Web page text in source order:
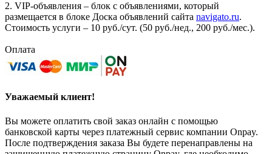
2. VIP-объявления – блок с объявлениями, который
размещается в блоке Доска объявлений сайта navigato.ru.
Стоимость услуги – 10 руб./сут. (50 руб./нед., 200 руб./мес.).
Оплата
Уважаемый клиент!
Вы можете оплатить свой заказ онлайн с помощью
банковской карты через платежный сервис компании Onpay.
После подтверждения заказа Вы будете перенаправлены на